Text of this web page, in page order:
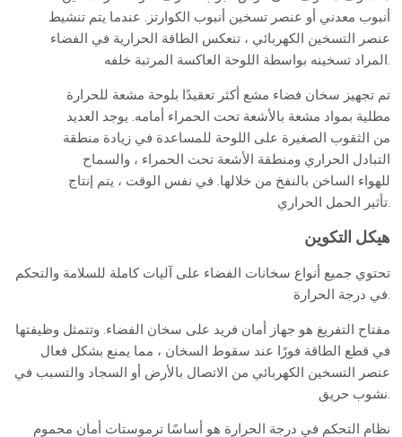
أنبوب معدني أو عنصر تسخين أنبوب الكوارتز. عندما يتم تنشيط
عنصر التسخين الكهربائي ، تنعكس الطاقة الحرارية في الفضاء
المراد تسخينه بواسطة اللوحة العاكسة المرتبة خلفه.
تم تجهيز سخان فضاء مشع أكثر تعقيدًا بلوحة مشعة للحرارة
مطلية بمواد مشعة بالأشعة تحت الحمراء أمامه. يوجد العديد
من الثقوب الصغيرة على اللوحة للمساعدة في زيادة منطقة
التبادل الحراري ومنطقة الأشعة تحت الحمراء ، والسماح
للهواء الساخن بالنفخ من خلالها. في نفس الوقت ، يتم إنتاج
تأثير الحمل الحراري.
هيكل التكوين
تحتوي جميع أنواع سخانات الفضاء على آليات كاملة للسلامة والتحكم
في درجة الحرارة.
مفتاح التفريغ هو جهاز أمان فريد على سخان الفضاء. وتتمثل وظيفتها
في قطع الطاقة فورًا عند سقوط السخان ، مما يمنع بشكل فعال
عنصر التسخين الكهربائي من الاتصال بالأرض أو السجاد والتسبب في
نشوب حريق.
نظام التحكم في درجة الحرارة هو أساسًا ترموستات أمان محموم